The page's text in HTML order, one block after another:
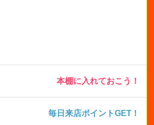
本棚に入れておこう！
毎日来店ポイントGET！